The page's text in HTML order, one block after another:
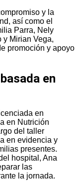
y la
así como el
Parra, Nely
Mirian Vega,
promoción y apoyo
en
en
en Nutrición
del taller
en evidencia y
presentes.
hospital, Ana
las
la jornada.